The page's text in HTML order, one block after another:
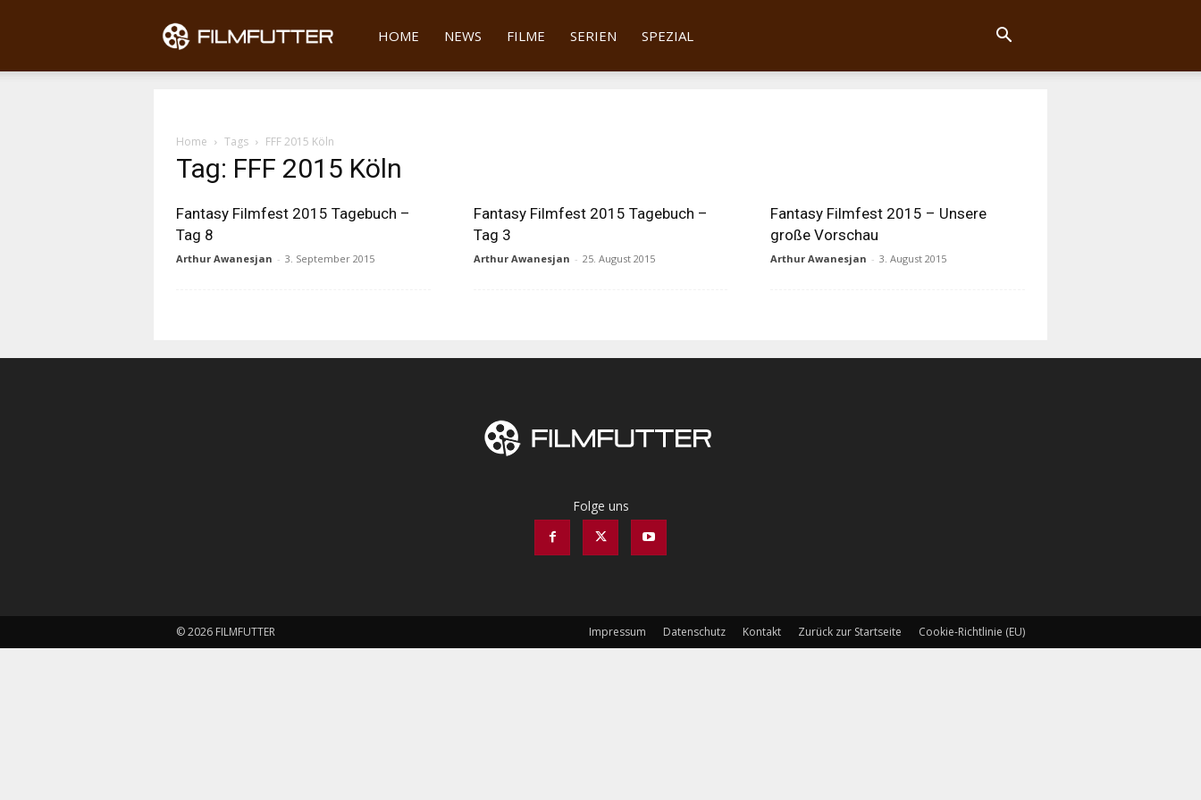
Filmfutter
HOME NEWS FILME SERIEN SPEZIAL
Home Tags FFF 2015 Köln
Tag: FFF 2015 Köln
Fantasy Filmfest 2015 Tagebuch –
Tag 8
Arthur Awanesjan - 3. September 2015
Fantasy Filmfest 2015 Tagebuch –
Tag 3
Arthur Awanesjan - 25. August 2015
Fantasy Filmfest 2015 – Unsere
große Vorschau
Arthur Awanesjan - 3. August 2015
Folge uns
Impressum Datenschutz Kontakt Zurück zur Startseite Cookie-Richtlinie (EU)
© 2026 FILMFUTTER